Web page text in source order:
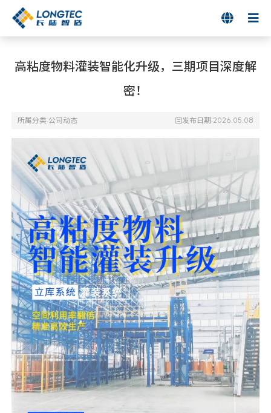

高粘度物料灌装智能化升级，三期项目深度解
密！
所属分类:公司动态 发布日期:2026.05.08